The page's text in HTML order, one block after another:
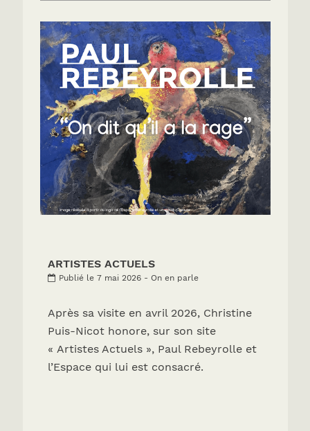
ARTISTES ACTUELS
Publié le 7 mai 2026 - On en parle
Après sa visite en avril 2026, Christine
Puis-Nicot honore, sur son site
« Artistes Actuels », Paul Rebeyrolle et
l’Espace qui lui est consacré.